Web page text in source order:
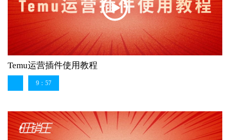
Temu运营插件使用教程
9：57